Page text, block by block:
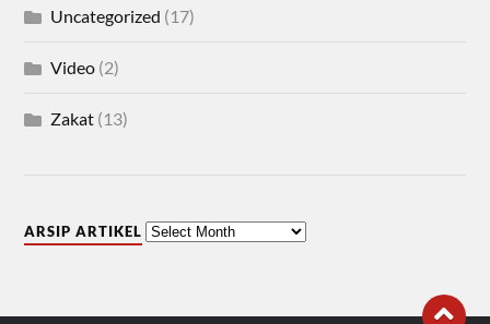
Uncategorized (17)
Video (2)
Zakat (13)
ARSIP ARTIKEL